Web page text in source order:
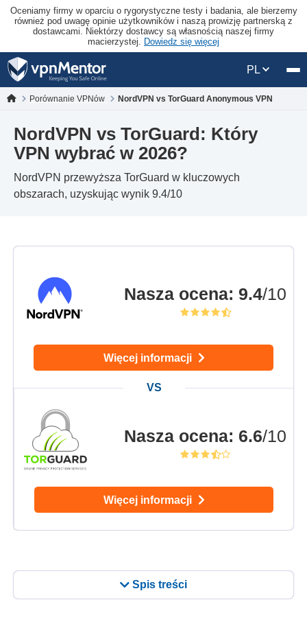
Oceniamy firmy w oparciu o rygorystyczne testy i badania, ale bierzemy
również pod uwagę opinie użytkowników i naszą prowizję partnerską z
dostawcami. Niektórzy dostawcy są własnością naszej firmy
macierzystej. Dowiedz się więcej
PL
Porównanie VPNów NordVPN vs TorGuard Anonymous VPN
NordVPN vs TorGuard: Który
VPN wybrać w 2026?
NordVPN przewyższa TorGuard w kluczowych
obszarach, uzyskując wynik 9.4/10
Spis treści
Nasza ocena: 9.4/10
Więcej informacji
Nasza ocena: 6.6/10
Więcej informacji